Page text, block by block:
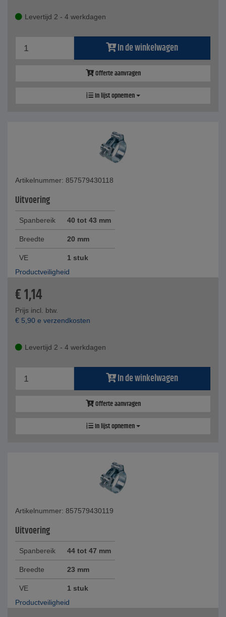
Levertijd 2 - 4 werkdagen
In de winkelwagen
Offerte aanvragen
In lijst opnemen
Artikelnummer: 857579430118
Uitvoering
Spanbereik 40 tot 43 mm
Breedte 20 mm
VE
1 stuk
Productveiligheid
€1,14
Prijs incl. btw.
€ 5,90 e verzendkosten
Levertijd 2 - 4 werkdagen
In de winkelwagen
Offerte aanvragen
In lijst opnemen
Artikelnummer: 857579430119
Uitvoering
Spanbereik 44 tot 47 mm
Breedte 23 mm
VE
1 stuk
Productveiligheid